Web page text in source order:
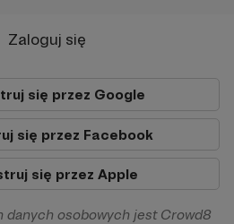
Zaloguj się
się przez Google
się przez Facebook
się przez Apple
osobowych jest Crowd8